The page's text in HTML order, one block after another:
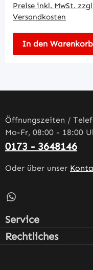
Preise inkl. MwSt.
Versandkosten
In den Warenkorb
Öffnungszeiten /
Mo-Fr, 08:00 - 18:00
0173 - 3648146
Oder über unser
Schreib uns auf
Service
Rechtliches